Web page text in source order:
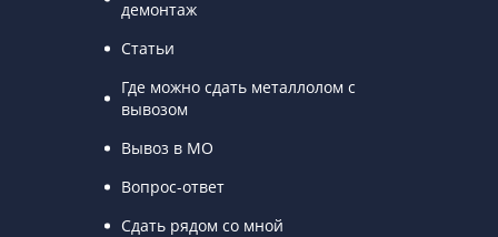
демонтаж
Статьи
Где можно сдать металлолом с
вывозом
Вывоз в МО
Вопрос-ответ
Сдать рядом со мной